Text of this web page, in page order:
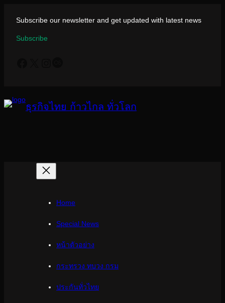
เนื้อหา
Subscribe our newsletter and get updated with latest news
Subscribe
ธุรกิจไทย ก้าวไกล ทั่วโลก
Home
Special News
หน้าตัวอย่าง
กระทรวง ทบวง กรม
ประกันทั่วไทย